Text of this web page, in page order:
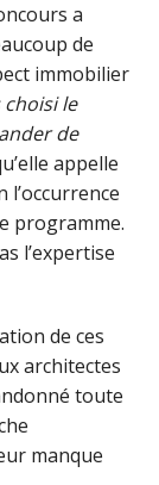
a
de
immobilier
le
de
appelle
l’occurrence
programme.
l’expertise
de ces
architectes
toute
manque